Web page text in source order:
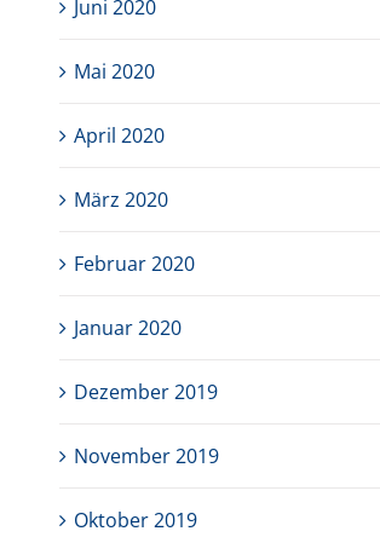
Juni 2020
Mai 2020
April 2020
März 2020
Februar 2020
Januar 2020
Dezember 2019
November 2019
Oktober 2019